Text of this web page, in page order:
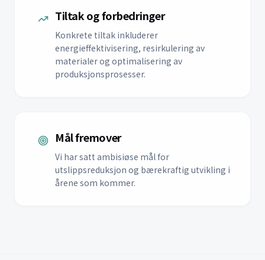
Tiltak og forbedringer
Konkrete tiltak inkluderer
energieffektivisering, resirkulering av
materialer og optimalisering av
produksjonsprosesser.
Mål fremover
Vi har satt ambisiøse mål for
utslippsreduksjon og bærekraftig utvikling i
årene som kommer.